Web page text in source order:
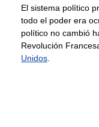
El sistema político
todo el poder era
político no cambió
Revolución
Unidos